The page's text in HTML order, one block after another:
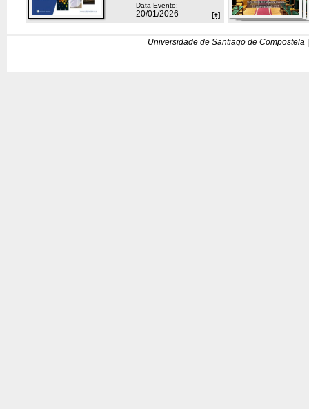
Data Evento:
20/01/2026 [+]
Universidade de Santiago de